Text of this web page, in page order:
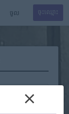
ចូល ចុះឈ្មោះ
×